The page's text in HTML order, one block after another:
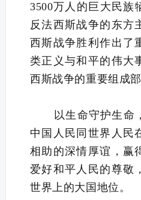
3500万人的巨大民族
反法西斯战争的东方
西斯战争胜利作出了
类正义与和平的伟大
西斯战争的重要组成部
以生命守护生命
中国人民同世界人民
相助的深情厚谊，赢
爱好和平人民的尊敬
世界上的大国地位。